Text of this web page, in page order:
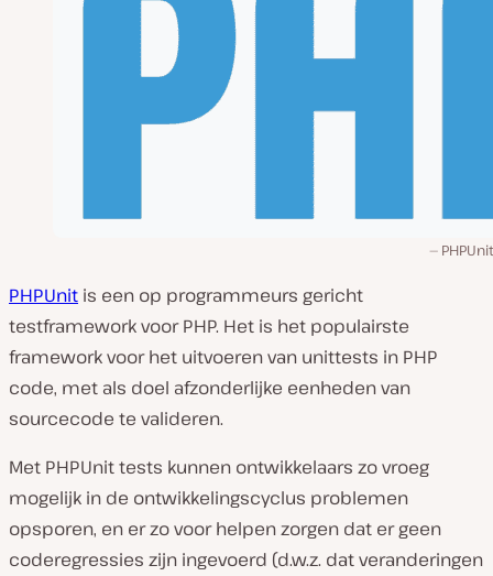
PHPUnit is een op programmeurs gericht
testframework voor PHP. Het is het populairste
framework voor het uitvoeren van unittests in PHP
code, met als doel afzonderlijke eenheden van
sourcecode te valideren.
Met PHPUnit tests kunnen ontwikkelaars zo vroeg
mogelijk in de ontwikkelingscyclus problemen
opsporen, en er zo voor helpen zorgen dat er geen
coderegressies zijn ingevoerd (d.w.z. dat veranderingen